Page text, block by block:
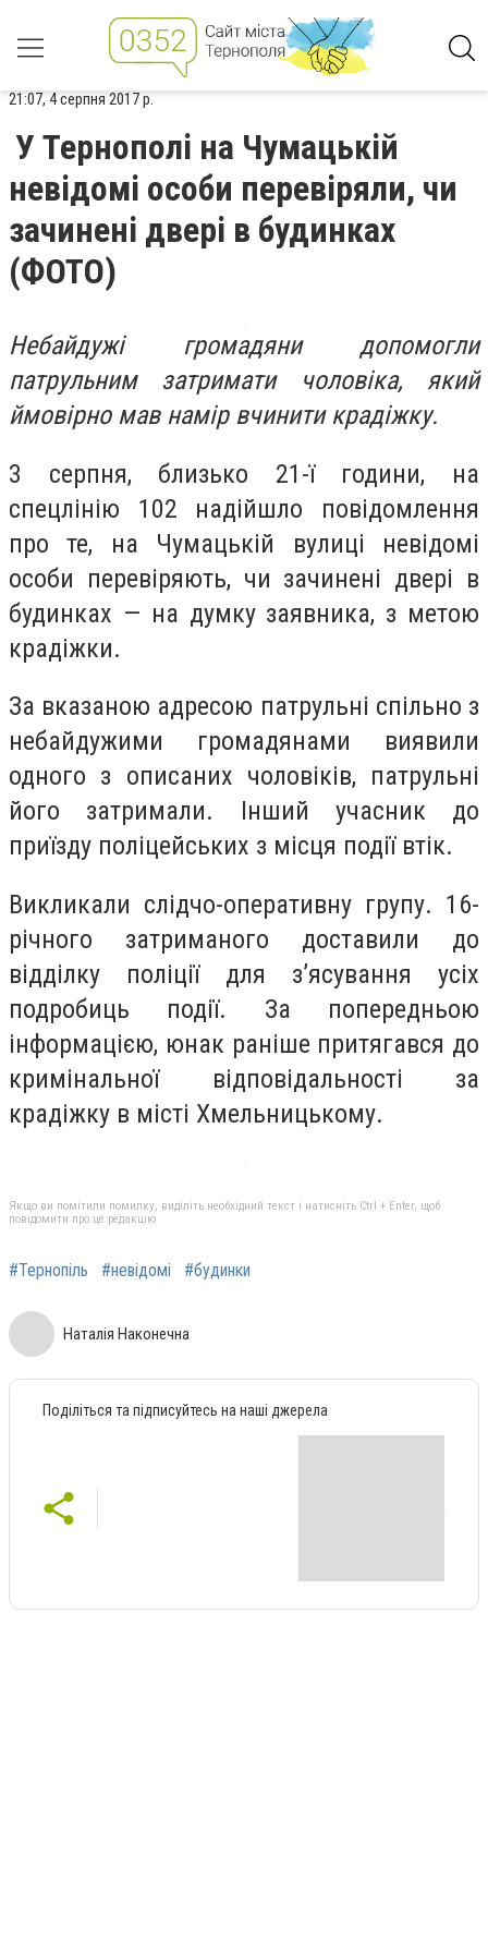
21:07, 4 серпня 2017 р.
У Тернополі на Чумацькій
невідомі особи перевіряли, чи
зачинені двері в будинках
(ФОТО)
Небайдужі громадяни допомогли
патрульним затримати чоловіка, який
ймовірно мав намір вчинити крадіжку.
3 серпня, близько 21-ї години, на
спецлінію 102 надійшло повідомлення
про те, на Чумацькій вулиці невідомі
особи перевіряють, чи зачинені двері в
будинках — на думку заявника, з метою
крадіжки.
За вказаною адресою патрульні спільно з
небайдужими громадянами виявили
одного з описаних чоловіків, патрульні
його затримали. Інший учасник до
приїзду поліцейських з місця події втік.
Викликали слідчо-оперативну групу. 16-
річного затриманого доставили до
відділку поліції для з’ясування усіх
подробиць події. За попередньою
інформацією, юнак раніше притягався до
кримінальної відповідальності за
крадіжку в місті Хмельницькому.
Якщо ви помітили помилку, виділіть необхідний текст і натисніть Ctrl + Enter, щоб
повідомити про це редакцію
#Тернопіль #невідомі #будинки
Наталія Наконечна
Поділіться та підписуйтесь на наші джерела